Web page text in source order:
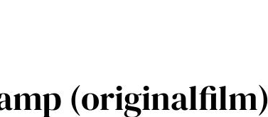
(originalfilm)